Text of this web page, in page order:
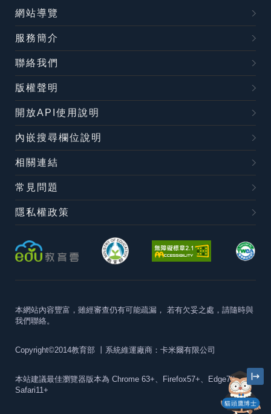
貓頭鷹博士
網站導覽
服務簡介
聯絡我們
版權聲明
開放API使用說明
內嵌搜尋欄位說明
相關連結
常見問題
隱私權政策
本網站內容豐富，雖經審查仍有可能疏漏， 若有欠妥之處，請隨時與
我們聯絡。
Copyright©2014教育部 丨系統維運廠商：卡米爾有限公司
本站建議最佳瀏覽器版本為 Chrome 63+、Firefox57+、Edge79+及
Safari11+